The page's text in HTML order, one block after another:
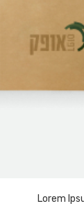
Lorem